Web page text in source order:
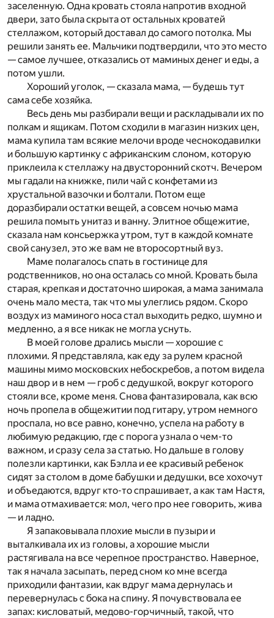
заселенную. Одна кровать стояла напротив входной
двери, зато была скрыта от остальных кроватей
стеллажом, который доставал до самого потолка. Мы
решили занять ее. Мальчики подтвердили, что это место
— самое лучшее, отказались от маминых денег и еды, а
потом ушли.
Хороший уголок, — сказала мама, — будешь тут
сама себе хозяйка.
Весь день мы разбирали вещи и раскладывали их по
полкам и ящикам. Потом сходили в магазин низких цен,
мама купила там всякие мелочи вроде чеснокодавилки
и большую картинку с африканским слоном, которую
приклеила к стеллажу на двусторонний скотч. Вечером
мы гадали на книжке, пили чай с конфетами из
хрустальной вазочки и болтали. Потом еще
доразбирали остатки вещей, а совсем ночью мама
решила помыть унитаз и ванну. Элитное общежитие,
сказала нам консьержка утром, тут в каждой комнате
свой санузел, это же вам не второсортный вуз.
Маме полагалось спать в гостинице для
родственников, но она осталась со мной. Кровать была
старая, крепкая и достаточно широкая, а мама занимала
очень мало места, так что мы улеглись рядом. Скоро
воздух из маминого носа стал выходить редко, шумно и
медленно, а я все никак не могла уснуть.
В моей голове дрались мысли — хорошие с
плохими. Я представляла, как еду за рулем красной
машины мимо московских небоскребов, а потом видела
наш двор и в нем — гроб с дедушкой, вокруг которого
стояли все, кроме меня. Снова фантазировала, как всю
ночь пропела в общежитии под гитару, утром немного
проспала, но все равно, конечно, успела на работу в
любимую редакцию, где с порога узнала о чем-то
важном, и сразу села за статью. Но дальше в голову
полезли картинки, как Бэлла и ее красивый ребенок
сидят за столом в доме бабушки и дедушки, все хохочут
и объедаются, вдруг кто-то спрашивает, а как там Настя,
и мама отмахивается: мол, чего про нее говорить, жива
— и ладно.
Я запаковывала плохие мысли в пузыри и
выталкивала их из головы, а хорошие мысли
растягивала на все черепное пространство. Наверное,
так я начала засыпать, перед сном ко мне всегда
приходили фантазии, как вдруг мама дернулась и
перевернулась с бока на спину. Я почувствовала ее
запах: кисловатый, медово-горчичный, такой, что